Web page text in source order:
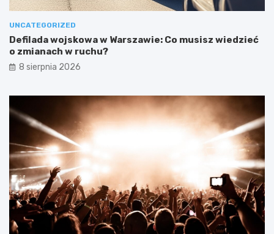
UNCATEGORIZED
Defilada wojskowa w Warszawie: Co musisz wiedzieć
o zmianach w ruchu?
8 sierpnia 2026